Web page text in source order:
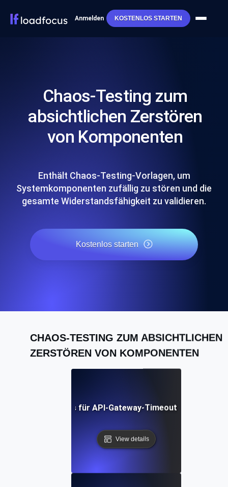
Anmelden KOSTENLOS STARTEN
Chaos-Testing zum
absichtlichen Zerstören
von Komponenten
Enthält Chaos-Testing-Vorlagen, um
Systemkomponenten zufällig zu stören und die
gesamte Widerstandsfähigkeit zu validieren.
Kostenlos starten
CHAOS-TESTING ZUM ABSICHTLICHEN
ZERSTÖREN VON KOMPONENTEN
Chaos-Tests für API-Gateway-Timeouts und Latenz
View details